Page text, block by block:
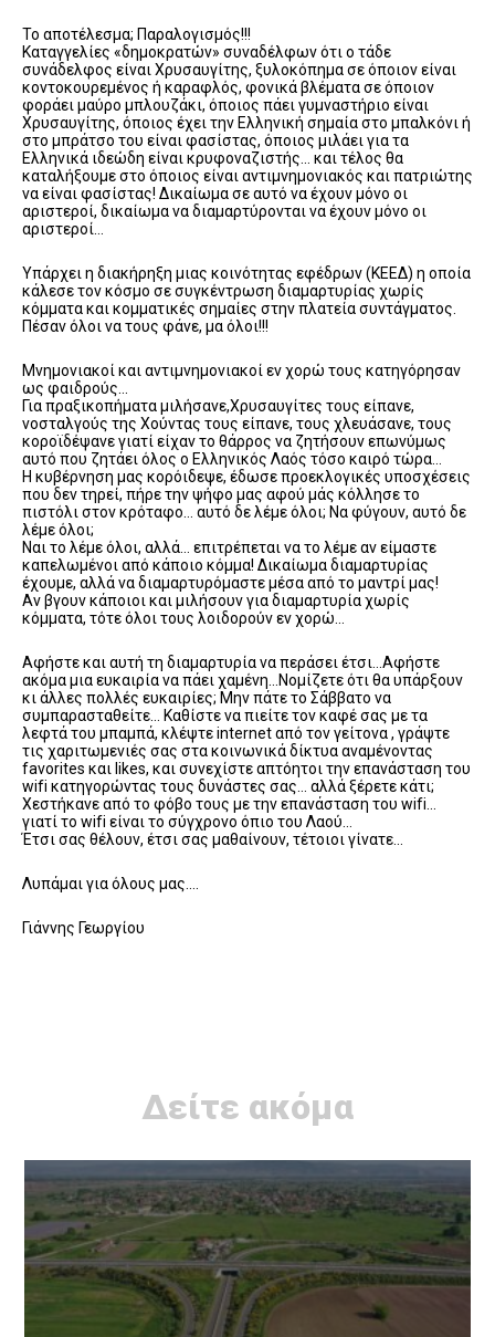
Το αποτέλεσμα; Παραλογισμός!!!
Καταγγελίες «δημοκρατών» συναδέλφων ότι ο τάδε
συνάδελφος είναι Χρυσαυγίτης, ξυλοκόπημα σε όποιον είναι
κοντοκουρεμένος ή καραφλός, φονικά βλέματα σε όποιον
φοράει μαύρο μπλουζάκι, όποιος πάει γυμναστήριο είναι
Χρυσαυγίτης, όποιος έχει την Ελληνική σημαία στο μπαλκόνι ή
στο μπράτσο του είναι φασίστας, όποιος μιλάει για τα
Ελληνικά ιδεώδη είναι κρυφοναζιστής… και τέλος θα
καταλήξουμε στο όποιος είναι αντιμνημονιακός και πατριώτης
να είναι φασίστας! Δικαίωμα σε αυτό να έχουν μόνο οι
αριστεροί, δικαίωμα να διαμαρτύρονται να έχουν μόνο οι
αριστεροί…
Υπάρχει η διακήρηξη μιας κοινότητας εφέδρων (ΚΕΕΔ) η οποία
κάλεσε τον κόσμο σε συγκέντρωση διαμαρτυρίας χωρίς
κόμματα και κομματικές σημαίες στην πλατεία συντάγματος.
Πέσαν όλοι να τους φάνε, μα όλοι!!!
Μνημονιακοί και αντιμνημονιακοί εν χορώ τους κατηγόρησαν
ως φαιδρούς…
Για πραξικοπήματα μιλήσανε,Χρυσαυγίτες τους είπανε,
νοσταλγούς της Χούντας τους είπανε, τους χλευάσανε, τους
κοροϊδέψανε γιατί είχαν το θάρρος να ζητήσουν επωνύμως
αυτό που ζητάει όλος ο Ελληνικός Λαός τόσο καιρό τώρα…
Η κυβέρνηση μας κορόιδεψε, έδωσε προεκλογικές υποσχέσεις
που δεν τηρεί, πήρε την ψήφο μας αφού μάς κόλλησε το
πιστόλι στον κρόταφο… αυτό δε λέμε όλοι; Να φύγουν, αυτό δε
λέμε όλοι;
Ναι το λέμε όλοι, αλλά… επιτρέπεται να το λέμε αν είμαστε
καπελωμένοι από κάποιο κόμμα! Δικαίωμα διαμαρτυρίας
έχουμε, αλλά να διαμαρτυρόμαστε μέσα από το μαντρί μας!
Αν βγουν κάποιοι και μιλήσουν για διαμαρτυρία χωρίς
κόμματα, τότε όλοι τους λοιδορούν εν χορώ…
Αφήστε και αυτή τη διαμαρτυρία να περάσει έτσι…Αφήστε
ακόμα μια ευκαιρία να πάει χαμένη…Νομίζετε ότι θα υπάρξουν
κι άλλες πολλές ευκαιρίες; Μην πάτε το Σάββατο να
συμπαρασταθείτε… Καθίστε να πιείτε τον καφέ σας με τα
λεφτά του μπαμπά, κλέψτε internet από τον γείτονα , γράψτε
τις χαριτωμενιές σας στα κοινωνικά δίκτυα αναμένοντας
favorites και likes, και συνεχίστε απτόητοι την επανάσταση του
wifi κατηγορώντας τους δυνάστες σας… αλλά ξέρετε κάτι;
Χεστήκανε από το φόβο τους με την επανάσταση του wifi…
γιατί το wifi είναι το σύγχρονο όπιο του Λαού…
Έτσι σας θέλουν, έτσι σας μαθαίνουν, τέτοιοι γίνατε…
Λυπάμαι για όλους μας….
Γιάννης Γεωργίου
Δείτε ακόμα